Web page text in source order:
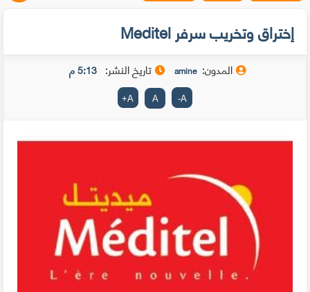
إختراق وتخريب سرفر Meditel
المدون: amine تاريخ النشر: 5:13 م
A
-
A
A
+